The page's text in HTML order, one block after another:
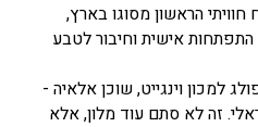
חוויתי הראשון מסוגו בארץ,
אישית וחיבור לטבע
למכון וינגייט, שוכן אלאיה -
זה לא סתם עוד מלון, אלא